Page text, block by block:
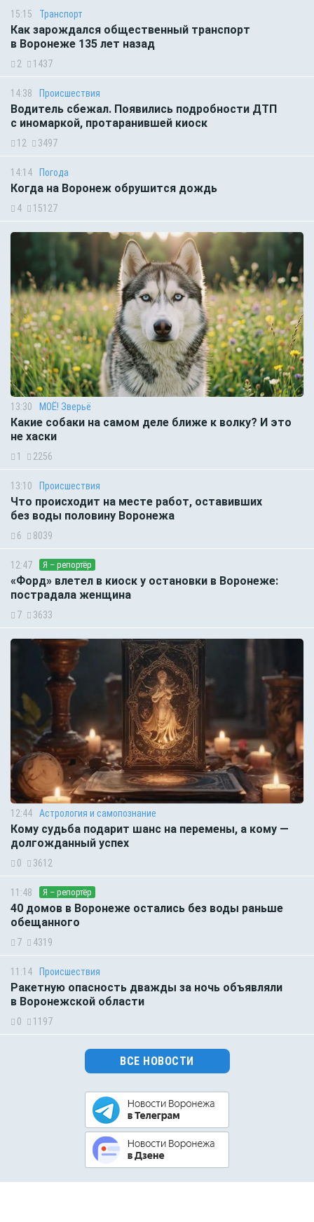
15:15 Транспорт
Как зарождался общественный транспорт
в Воронеже 135 лет назад
2 1437
14:38 Происшествия
Водитель сбежал. Появились подробности ДТП
с иномаркой, протаранившей киоск
12 3497
14:14 Погода
Когда на Воронеж обрушится дождь
4 15127
13:30 МОЁ! Зверьё
Какие собаки на самом деле ближе к волку? И это
не хаски
1 2256
13:10 Происшествия
Что происходит на месте работ, оставивших
без воды половину Воронежа
6 8039
12:47 Я – репортёр
«Форд» влетел в киоск у остановки в Воронеже:
пострадала женщина
7 3633
12:44 Астрология и самопознание
Кому судьба подарит шанс на перемены, а кому —
долгожданный успех
0 3612
11:48 Я – репортёр
40 домов в Воронеже остались без воды раньше
обещанного
7 4319
11:14 Происшествия
Ракетную опасность дважды за ночь объявляли
в Воронежской области
0 1197
ВСЕ НОВОСТИ